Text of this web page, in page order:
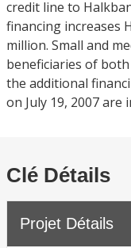
credit line to
financing increases
million. Small and
beneficiaries of
the additional
on July 19, 2007 are
Clé Détails
Projet Détails